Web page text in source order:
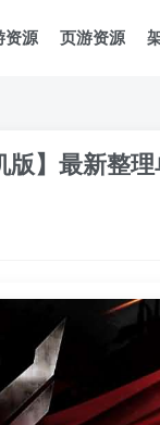
资源 页游资源
】最新整